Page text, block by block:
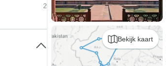
Bekijk kaart
2